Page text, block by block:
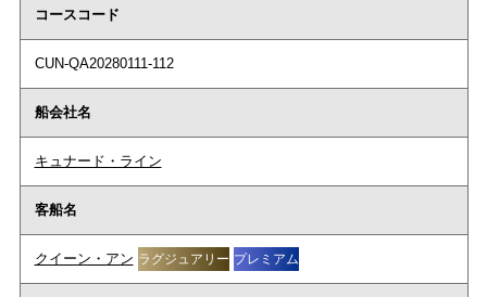
コースコード
CUN-QA20280111-112
船会社名
キュナード・ライン
客船名
クイーン・アン ラグジュアリー プレミアム